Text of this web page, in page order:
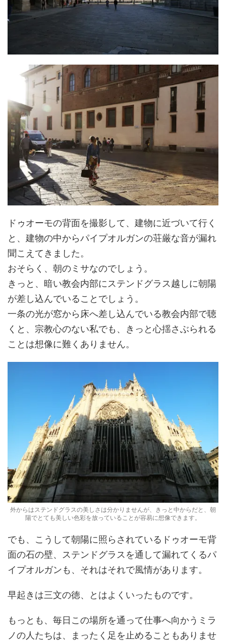
ドゥオーモの背面を撮影して、建物に近づいて行く
と、建物の中からパイプオルガンの荘厳な音が漏れ
聞こえてきました。
おそらく、朝のミサなのでしょう。
きっと、暗い教会内部にステンドグラス越しに朝陽
が差し込んでいることでしょう。
一条の光が窓から床へ差し込んでいる教会内部で聴
くと、宗教心のない私でも、きっと心揺さぶられる
ことは想像に難くありません。
外からはステンドグラスの美しさは分かりませんが、きっと中からだと、朝
陽でとても美しい色彩を放っていることが容易に想像できます。
でも、こうして朝陽に照らされているドゥオーモ背
面の石の壁、ステンドグラスを通して漏れてくるパ
イプオルガンも、それはそれで風情があります。
早起きは三文の徳、とはよくいったものです。
もっとも、毎日この場所を通って仕事へ向かうミラ
ノの人たちは、まったく足を止めることもありませ